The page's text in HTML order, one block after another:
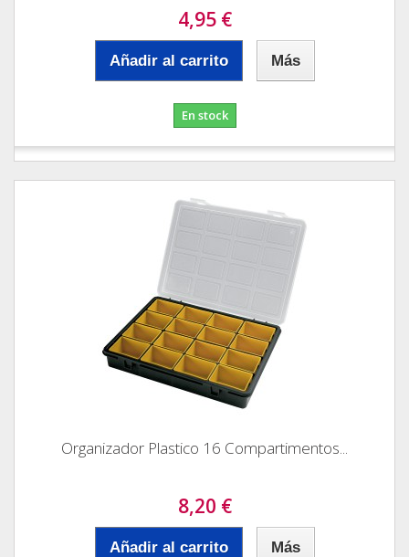
4,95 €
Añadir al carrito Más
En stock
Organizador Plastico 16 Compartimentos...
8,20 €
Añadir al carrito Más